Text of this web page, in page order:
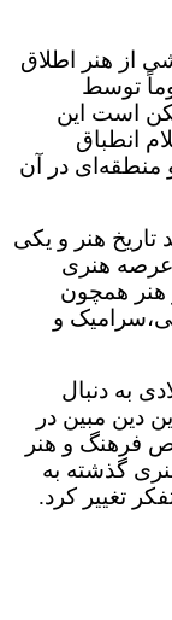
از هنر اطلاق
توسط
است این
انطباق
منطقه‌ای در آن
هنر و یکی
عرصه هنری
هنر همچون
و
به دنبال
دین مبین در
فرهنگ و هنر
گذشته به
تغییر کرد.